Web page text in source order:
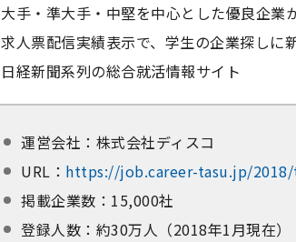
大手・準大手・中堅を中心とした優良企業
求人票配信実績表示で、学生の企業探しに
日経新聞系列の総合就活情報サイト
運営会社：株式会社ディスコ
URL： https://job.career-tasu.jp/
掲載企業数：15,000社
登録人数：約30万人（2018年1月現在）